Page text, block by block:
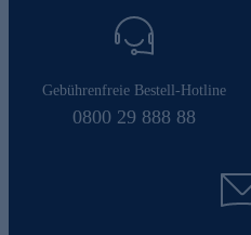
Gebührenfreie Bestell-Hotline
0800 29 888 88